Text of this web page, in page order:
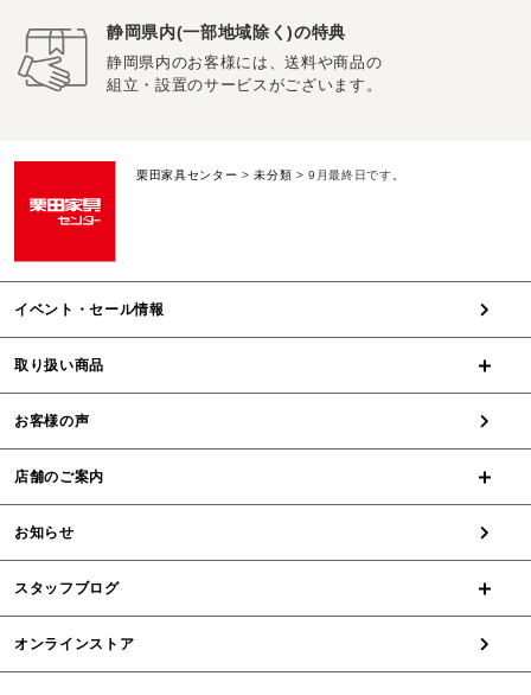
静岡県内(一部地域除く)の特典
静岡県内のお客様には、送料や商品の
組立・設置のサービスがございます。
栗田家具センター >未分類 >9月最終日です。
イベント・セール情報
取り扱い商品
お客様の声
店舗のご案内
お知らせ
スタッフブログ
オンラインストア